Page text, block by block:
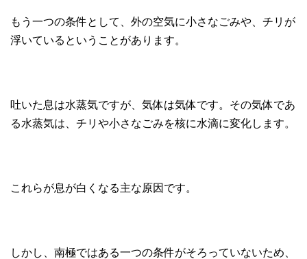
もう一つの条件として、外の空気に小さなごみや、チリが
浮いているということがあります。
吐いた息は水蒸気ですが、気体は気体です。その気体であ
る水蒸気は、チリや小さなごみを核に水滴に変化します。
これらが息が白くなる主な原因です。
しかし、南極ではある一つの条件がそろっていないため、